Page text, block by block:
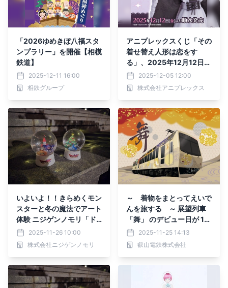
「2026ゆめきぼ八福スタ
ンプラリー」を開催【相模
鉄道】
2025-12-11 16:00
相鉄グループ
アニプレックスくじ「その
着せ替え人形は恋をす
る」、2025年12月12日
（金）より店頭にて発売開
始！
2025-12-05 12:00
株式会社アニプレックス
いよいよ！！きらめくモン
スターと冬の魔法でアート
体験 ニジゲンノモリ「ド
ラゴンクエスト アイラン
ド スノードーム制作体験
2025」 2025年11月29日
2025-11-26 10:00
株式会社ニジゲンノモリ
～ 着物をまとってえいで
んを旅する ～ 展望列車
「舞」 のデビュー日が 12
月1日（月）に決定しまし
た
2025-11-25 14:13
叡山電鉄株式会社